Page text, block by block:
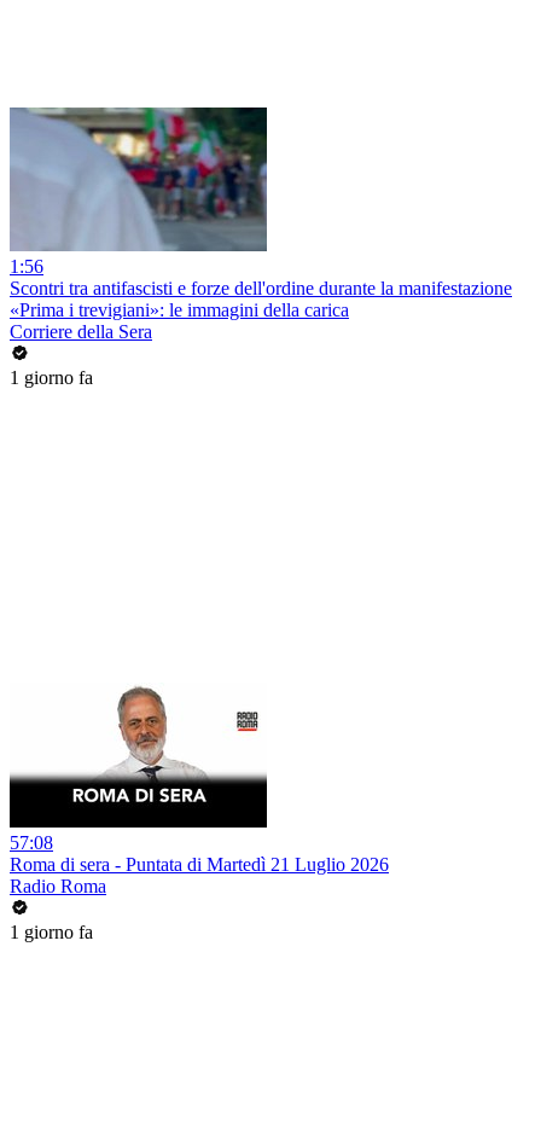
1:56
Scontri tra antifascisti e forze dell'ordine durante la manifestazione
«Prima i trevigiani»: le immagini della carica
Corriere della Sera
1 giorno fa
57:08
Roma di sera - Puntata di Martedì 21 Luglio 2026
Radio Roma
1 giorno fa